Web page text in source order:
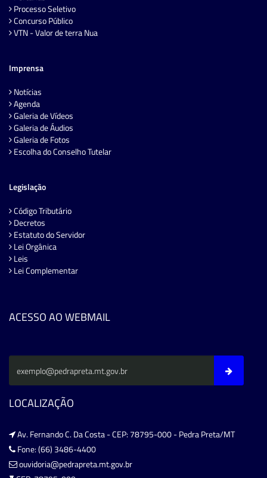
Processo Seletivo
Concurso Público
VTN - Valor de terra Nua
Imprensa
Notícias
Agenda
Galeria de Vídeos
Galeria de Áudios
Galeria de Fotos
Escolha do Conselho Tutelar
Legislação
Código Tributário
Decretos
Estatuto do Servidor
Lei Orgânica
Leis
Lei Complementar
ACESSO AO WEBMAIL
LOCALIZAÇÃO
Av. Fernando C. Da Costa - CEP: 78795-000 - Pedra Preta/MT
Fone: (66) 3486-4400
ouvidoria@pedrapreta.mt.gov.br